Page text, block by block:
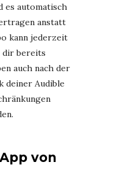
es automatisch
anstatt
kann jederzeit
dir bereits
auch nach der
deiner Audible
von